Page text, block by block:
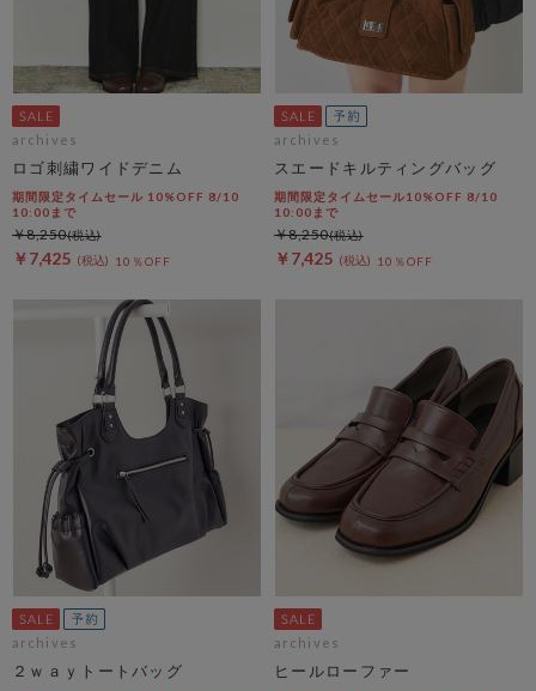
archives
ロゴ刺繍ワイドデニム
期間限定タイムセール 10%OFF 8/10
10:00まで
￥7,425 10％OFF
￥8,250
archives
スエードキルティングバッグ
期間限定タイムセール10%OFF 8/10
10:00まで
￥7,425 10％OFF
￥8,250
archives
２ｗａｙトートバッグ
archives
ヒールローファー